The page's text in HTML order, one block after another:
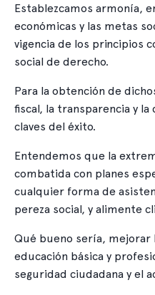
Establezcamos armonía,
económicas y las metas
vigencia de los principios
social de derecho.
Para la obtención de
fiscal, la transparencia y
claves del éxito.
Entendemos que la
combatida con planes
cualquier forma de
pereza social, y alimente
Qué bueno sería, mejorar
educación básica y
seguridad ciudadana y el